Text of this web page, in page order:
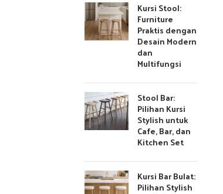
Kursi Stool:
Furniture
Praktis dengan
Desain Modern
dan
Multifungsi
Stool Bar:
Pilihan Kursi
Stylish untuk
Cafe, Bar, dan
Kitchen Set
Kursi Bar Bulat:
Pilihan Stylish